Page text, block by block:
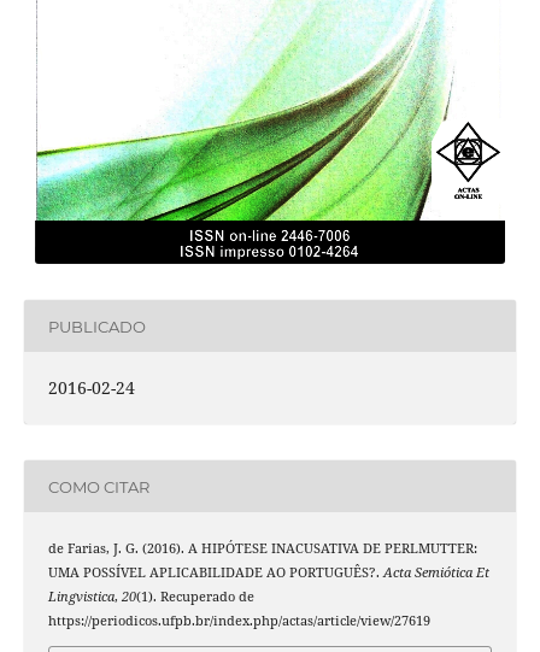
PUBLICADO
2016-02-24
COMO CITAR
de Farias, J. G. (2016). A HIPÓTESE INACUSATIVA DE PERLMUTTER:
UMA POSSÍVEL APLICABILIDADE AO PORTUGUÊS?.Acta Semiótica Et
Lingvistica, 20(1). Recuperado de
https://periodicos.ufpb.br/index.php/actas/article/view/27619